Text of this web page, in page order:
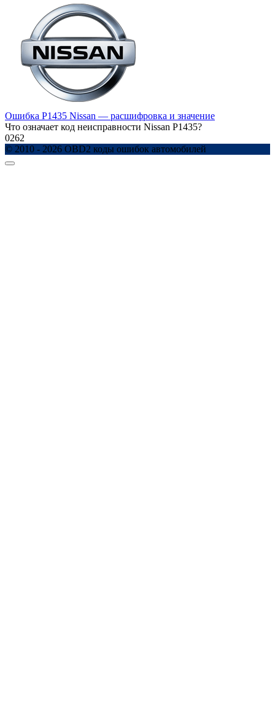
Ошибка P1435 Nissan — расшифровка и значение
Что означает код неисправности Nissan P1435?
0262
© 2010 - 2026 OBD2 коды ошибок автомобилей